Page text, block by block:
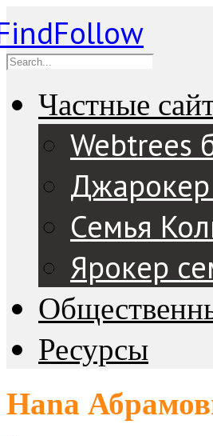
Частные
Webtrees
Семья
Ярокер
Ресурсы
Hana